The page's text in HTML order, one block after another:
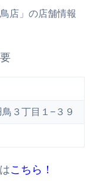
店」の店舗情報
３丁目１−３９
こちら！